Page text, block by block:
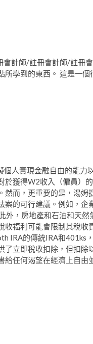
計師/註冊會計師/註冊
所學到的東西。 這是一
人實現金融自由的能力
獲得W2收入（僱員）
而，更重要的是，湯
的可行建議。例如，
外，房地產和石油和天
福利可能會限制其稅
IRA的傳統IRA和401ks
立即稅收扣除，但扣
任何渴望在經濟上自由